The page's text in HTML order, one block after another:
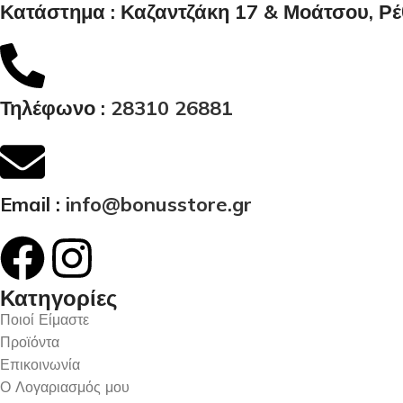
Κατάστημα : Καζαντζάκη 17 & Μοάτσου,
Τηλέφωνο : 28310 26881
Email : info@bonusstore.gr
Κατηγορίες
Ποιοί Είμαστε
Προϊόντα
Επικοινωνία
Ο Λογαριασμός μου